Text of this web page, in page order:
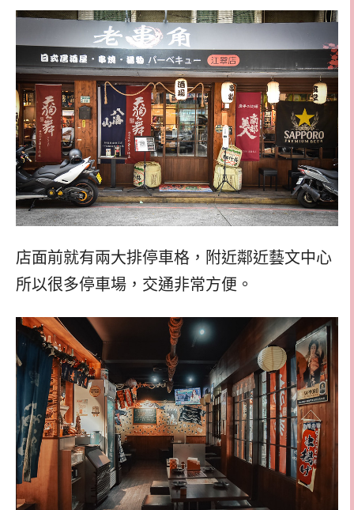
店面前就有兩大排停車格，附近鄰近藝文中心
所以很多停車場，交通非常方便。